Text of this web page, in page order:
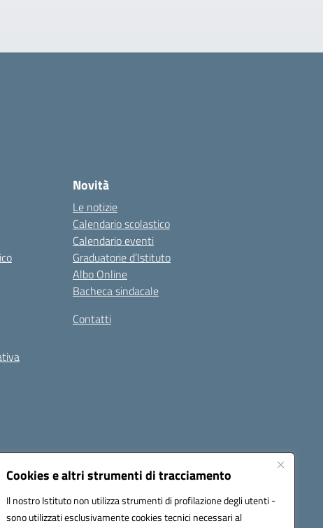
Cookies e altri strumenti di tracciamento
Il nostro Istituto non utilizza strumenti di profilazione degli utenti -
sono utilizzati esclusivamente cookies tecnici necessari al
Novità
Le notizie
Calendario scolastico
Calendario eventi
Graduatorie d’Istituto
Albo Online
Bacheca sindacale
Contatti